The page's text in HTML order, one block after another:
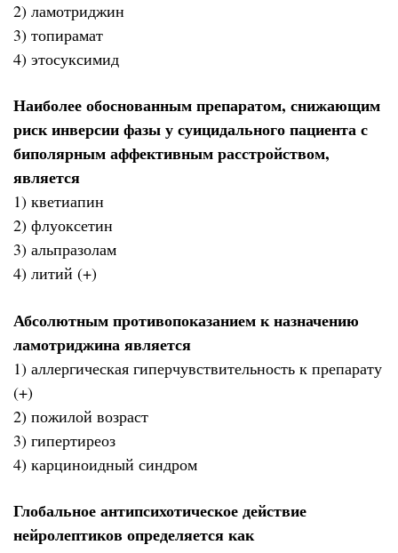
2) ламотриджин
3) топирамат
4) этосуксимид
Наиболее обоснованным препаратом, снижающим
риск инверсии фазы у суицидального пациента с
биполярным аффективным расстройством,
является
1) кветиапин
2) флуоксетин
3) альпразолам
4) литий (+)
Абсолютным противопоказанием к назначению
ламотриджина является
1) аллергическая гиперчувствительность к препарату
(+)
2) пожилой возраст
3) гипертиреоз
4) карциноидный синдром
Глобальное антипсихотическое действие
нейролептиков определяется как